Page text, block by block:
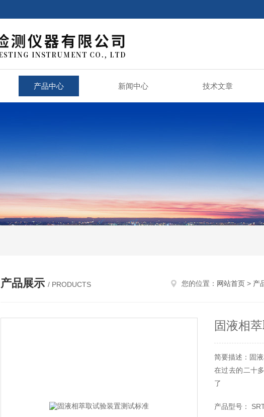
产品中心 新闻中心 技术文章
产品展示 / PRODUCTS 您的位置： 网站首页 > 产
固液相
简要描述：固
在过去的二十
了
产品型号：